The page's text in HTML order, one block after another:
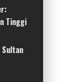
Tinggi
Sultan